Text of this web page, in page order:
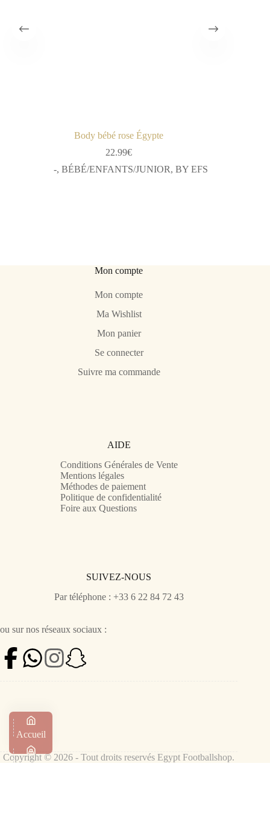
Body bébé rose Égypte
22.99€
-,BÉBÉ/ENFANTS/JUNIOR,BY EFS
Mon compte
Mon compte
Ma Wishlist
Mon panier
Se connecter
Suivre ma commande
AIDE
Conditions Générales de Vente
Mentions légales
Méthodes de paiement
Politique de confidentialité
Foire aux Questions
SUIVEZ-NOUS
Par téléphone : +33 6 22 84 72 43
ou sur nos réseaux sociaux :
Copyright © 2026 - Tout droits reservés Egypt Footballshop.
Accueil
Boutique